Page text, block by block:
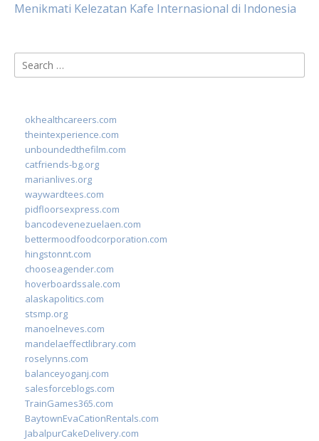
Menikmati Kelezatan Kafe Internasional di Indonesia
Search
for:
okhealthcareers.com
theintexperience.com
unboundedthefilm.com
catfriends-bg.org
marianlives.org
waywardtees.com
pidfloorsexpress.com
bancodevenezuelaen.com
bettermoodfoodcorporation.com
hingstonnt.com
chooseagender.com
hoverboardssale.com
alaskapolitics.com
stsmp.org
manoelneves.com
mandelaeffectlibrary.com
roselynns.com
balanceyoganj.com
salesforceblogs.com
TrainGames365.com
BaytownEvaCationRentals.com
JabalpurCakeDelivery.com